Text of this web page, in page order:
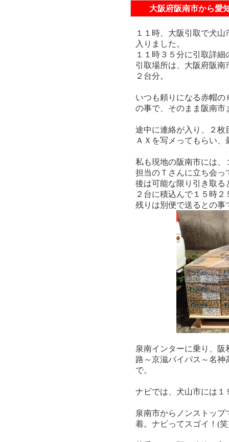
大阪府阪南市から愛
１１時、大阪引取で犬
入りました。
１１時３５分に引取詳細
引取場所は、大阪府阪
２台分。
いつも頼りになる赤帽
の事で、そのまま阪南市
途中に連絡が入り、２枚
ＡＸを写メってもらい
私も現地の阪南市には、
担当のＴさんに立ち会っ
後は可能な限り引き取る
２台に積込んで１５時２
残りは別便で送るとの事
泉南インターに乗り、
路～京滋バイパス～名
で。
ナビでは、犬山市には１
泉南市からノンストッ
着。ナビってスゴイ！(